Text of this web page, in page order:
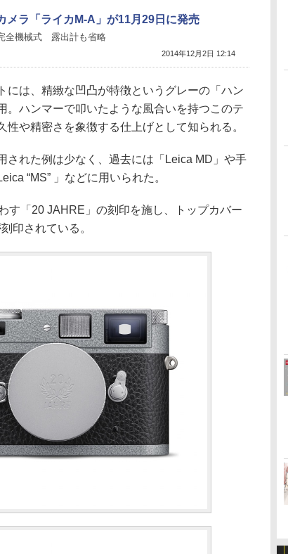
メラ「ライカM-A」が11月29日に発売
全機械式 露出計も省略
2014年12月2日 12:14
には、精緻な凹凸が特徴というグレーの「ハン
。ハンマーで叩いたような風合いを持つこのテ
や精密さを象徴する仕上げとして知られる。
された例は少なく、過去には「Leica MD」や手
“MS” 」などに用いられた。
す「20 JAHRE」の刻印を施し、トップカバー
印されている。